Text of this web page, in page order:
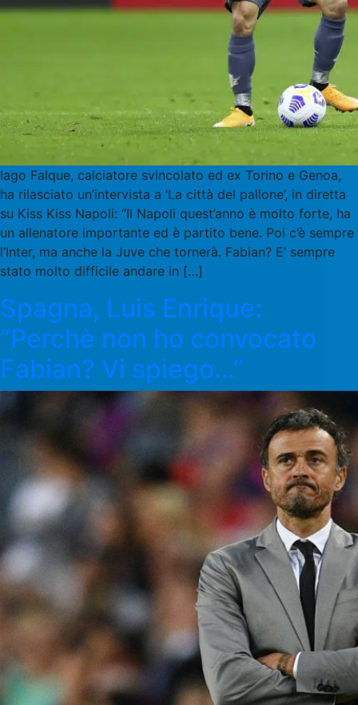
Iago Falque, calciatore svincolato ed ex Torino e Genoa,
ha rilasciato un’intervista a ‘La città del pallone’, in diretta
su Kiss Kiss Napoli: “Il Napoli quest’anno è molto forte, ha
un allenatore importante ed è partito bene. Poi c’è sempre
l’Inter, ma anche la Juve che tornerà. Fabian? E’ sempre
stato molto difficile andare in […]
Spagna, Luis Enrique:
“Perchè non ho convocato
Fabian? Vi spiego…”